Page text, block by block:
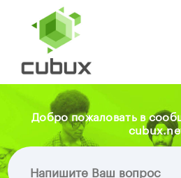
Добро пожаловать в